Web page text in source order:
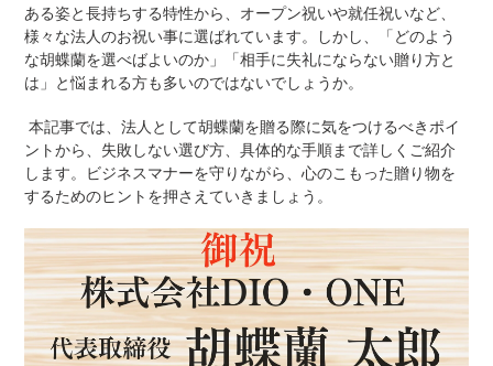
ある姿と長持ちする特性から、オープン祝いや就任祝いなど、
様々な法人のお祝い事に選ばれています。しかし、「どのよう
な胡蝶蘭を選べばよいのか」「相手に失礼にならない贈り方と
は」と悩まれる方も多いのではないでしょうか。
本記事では、法人として胡蝶蘭を贈る際に気をつけるべきポイ
ントから、失敗しない選び方、具体的な手順まで詳しくご紹介
します。ビジネスマナーを守りながら、心のこもった贈り物を
するためのヒントを押さえていきましょう。